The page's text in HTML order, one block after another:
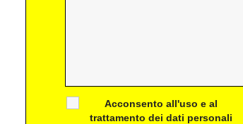
Acconsento all'uso e al
trattamento dei dati personali